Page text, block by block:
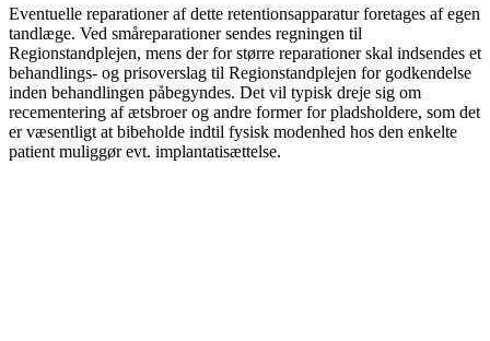
Eventuelle reparationer af dette retentionsapparatur foretages af egen
tandlæge. Ved småreparationer sendes regningen til
Regionstandplejen, mens der for større reparationer skal indsendes et
behandlings- og prisoverslag til Regionstandplejen for godkendelse
inden behandlingen påbegyndes. Det vil typisk dreje sig om
recementering af ætsbroer og andre former for pladsholdere, som det
er væsentligt at bibeholde indtil fysisk modenhed hos den enkelte
patient muliggør evt. implantatisættelse.